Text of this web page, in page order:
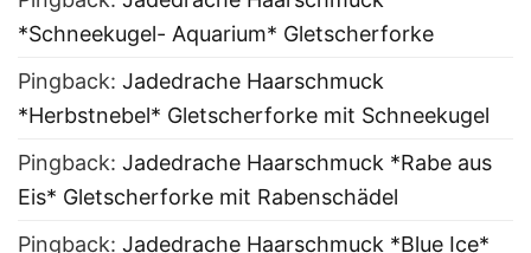
*Schneekugel- Aquarium* Gletscherforke
Pingback: Jadedrache Haarschmuck
*Herbstnebel* Gletscherforke mit Schneekugel
Pingback: Jadedrache Haarschmuck *Rabe aus
Eis* Gletscherforke mit Rabenschädel
Pingback: Jadedrache Haarschmuck *Blue Ice*